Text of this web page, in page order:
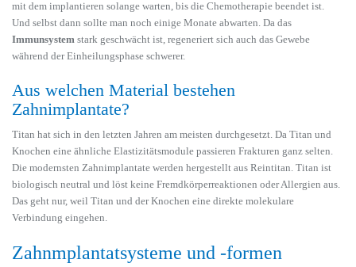
mit dem implantieren solange warten, bis die Chemotherapie beendet ist.
Und selbst dann sollte man noch einige Monate abwarten. Da das
Immunsystem stark geschwächt ist, regeneriert sich auch das Gewebe
während der Einheilungsphase schwerer.
Aus welchen Material bestehen
Zahnimplantate?
Titan hat sich in den letzten Jahren am meisten durchgesetzt. Da Titan und
Knochen eine ähnliche Elastizitätsmodule passieren Frakturen ganz selten.
Die modernsten Zahnimplantate werden hergestellt aus Reintitan. Titan ist
biologisch neutral und löst keine Fremdkörperreaktionen oder Allergien aus.
Das geht nur, weil Titan und der Knochen eine direkte molekulare
Verbindung eingehen.
Zahnmplantatsysteme und -formen